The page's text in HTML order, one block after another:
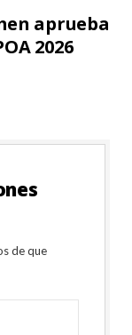
aprueba
2026
de que